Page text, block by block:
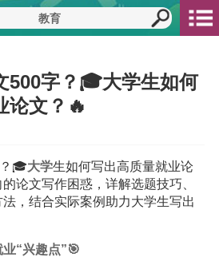
500字？🎓大学生如何
论文？🔥
🎓大学生如何写出高质量就业论
论文写作困惑，详解选题技巧、
，结合实际案例助力大学生写出
“兴趣点”🎯